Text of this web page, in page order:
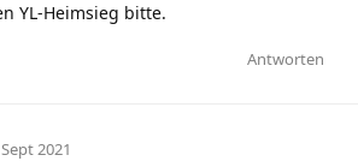
YL-Heimsieg bitte.
Antworten
2021